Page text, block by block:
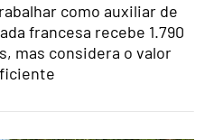
como auxiliar de
francesa recebe 1.790
mas considera o valor